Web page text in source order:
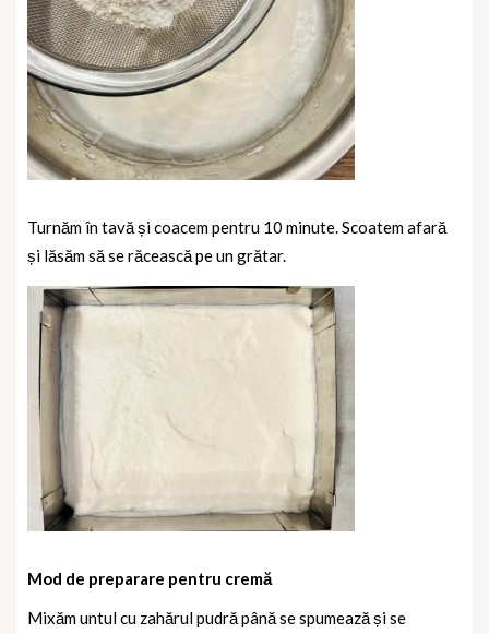
Turnăm în tavă și coacem pentru 10 minute. Scoatem afară
și lăsăm să se răcească pe un grătar.
Mod de preparare pentru cremă
Mixăm untul cu zahărul pudră până se spumează și se